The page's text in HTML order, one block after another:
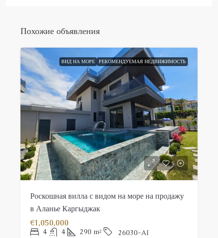
Похожие объявления
ВИД НА МОРЕ РЕКОМЕНДУЕМАЯ НЕДВИЖИМОСТЬ
Роскошная вилла с видом на море на продажу
в Аланье Каргыджак
€1,050,000
4 4 290 m² 26030-AI